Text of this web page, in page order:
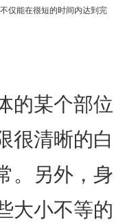
仅能在很短的时间内达到完
某个部位
很清晰的白
。另外，身
大小不等的